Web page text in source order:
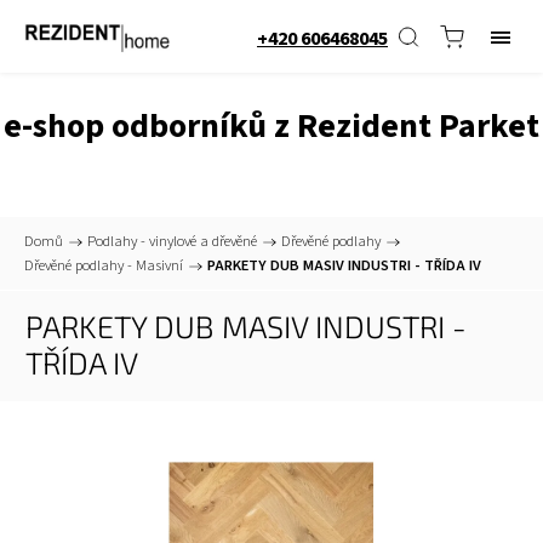
+420 606468045
e-shop odborníků z Rezident Parket
Domů / Podlahy - vinylové a dřevěné / Dřevěné podlahy /
Dřevěné podlahy - Masivní / PARKETY DUB MASIV INDUSTRI - TŘÍDA IV
PARKETY DUB MASIV INDUSTRI -
TŘÍDA IV